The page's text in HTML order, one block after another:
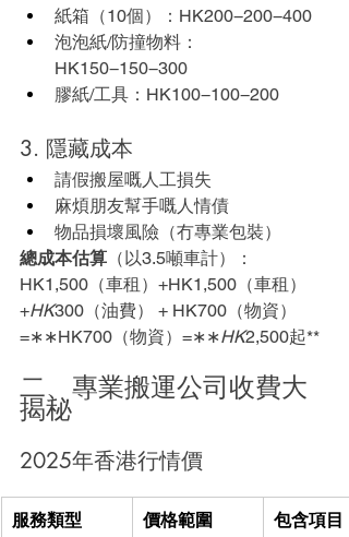
紙箱（10個）：HK200−200−400
泡泡紙/防撞物料：
HK150−150−300
膠紙/工具：HK100−100−200
3. 隱藏成本
請假搬屋嘅人工損失
麻煩朋友幫手嘅人情債
物品損壞風險（冇專業包裝）
總成本估算 （以3.5噸車計）：
HK1,500（車租）+HK1,500（車租）
+HK300（油費） + HK700（物資）
=∗∗HK700（物資）=∗∗HK2,500起**
二、專業搬運公司收費大
揭秘
2025年香港行情價
服務類型 價格範圍 包含項目